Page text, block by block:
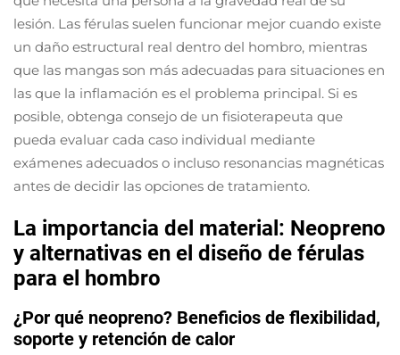
lesión. Las férulas suelen funcionar mejor cuando existe
un daño estructural real dentro del hombro, mientras
que las mangas son más adecuadas para situaciones en
las que la inflamación es el problema principal. Si es
posible, obtenga consejo de un fisioterapeuta que
pueda evaluar cada caso individual mediante
exámenes adecuados o incluso resonancias magnéticas
antes de decidir las opciones de tratamiento.
La importancia del material: Neopreno
y alternativas en el diseño de férulas
para el hombro
¿Por qué neopreno? Beneficios de flexibilidad,
soporte y retención de calor